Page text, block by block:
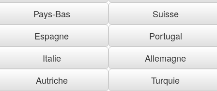
Pays-Bas
Suisse
Espagne
Portugal
Italie
Allemagne
Autriche
Turquie